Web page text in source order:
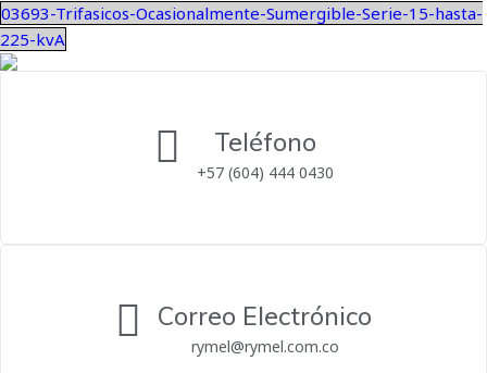
03693-Trifasicos-Ocasionalmente-Sumergible-Serie-15-hasta-
225-kvA
Teléfono
+57 (604) 444 0430
Correo Electrónico
rymel@rymel.com.co